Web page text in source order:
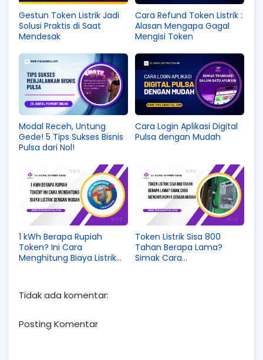
Gestun Token Listrik Jadi
Solusi Praktis di Saat
Mendesak
Cara Refund Token Listrik :
Alasan Mengapa Gagal
Mengisi Token
Modal Receh, Untung
Gede! 5 Tips Sukses Bisnis
Pulsa dari Nol!
Cara Login Aplikasi Digital
Pulsa dengan Mudah
1 kWh Berapa Rupiah
Token? Ini Cara
Menghitung Biaya Listrik
Token Listrik Sisa 800
Tahan Berapa Lama?
Simak Cara
Tidak ada komentar:
Posting Komentar